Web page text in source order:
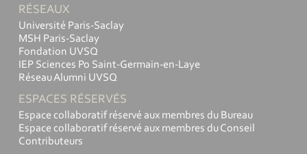
RÉSEAUX
Université Paris-Saclay
MSH Paris-Saclay
Fondation UVSQ
IEP Sciences Po Saint-Germain-en-Laye
Réseau Alumni UVSQ
ESPACES RÉSERVÉS
Espace collaboratif réservé aux membres du Bureau
Espace collaboratif réservé aux membres du Conseil
Contributeurs